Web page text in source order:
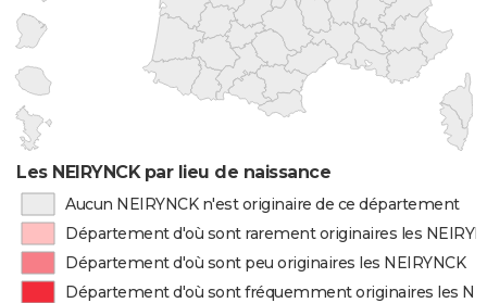
Les NEIRYNCK par lieu de naissance
Aucun NEIRYNCK n'est originaire de ce département
Département d'où sont rarement originaires les
Département d'où sont peu originaires les NEIRYNCK
Département d'où sont fréquemment originaires les